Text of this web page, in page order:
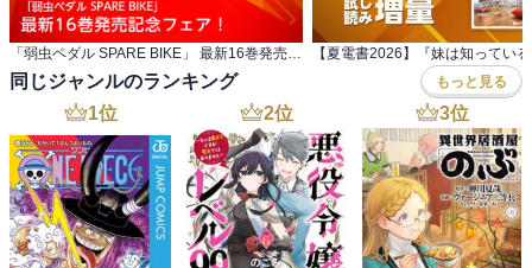
同じジャンルのランキング もっと見る
1位 2位 3位